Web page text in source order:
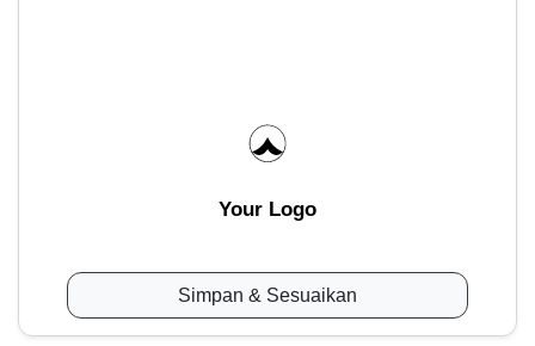
Your Logo
Simpan & Sesuaikan